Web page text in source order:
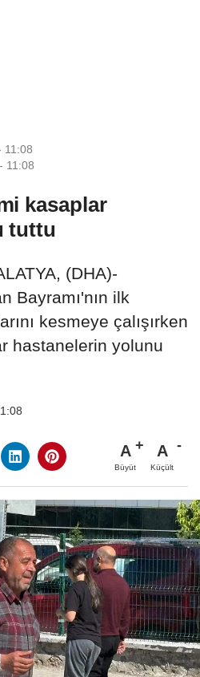
11:08
11:08
kasaplar
tuttu
(DHA)-
Bayramı'nın ilk
kesmeye çalışırken
hastanelerin yolunu
A
Büyüt
A
Küçült